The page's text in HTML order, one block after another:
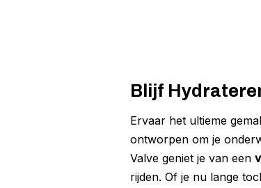
Blijf
Ervaar het ultieme
ontworpen om je
Valve geniet je van een
rijden. Of je nu lange